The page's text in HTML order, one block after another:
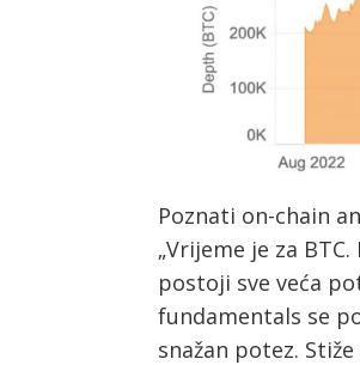
Poznati on-chain
„Vrijeme je za
postoji sve veća
fundamentals se
snažan potez.